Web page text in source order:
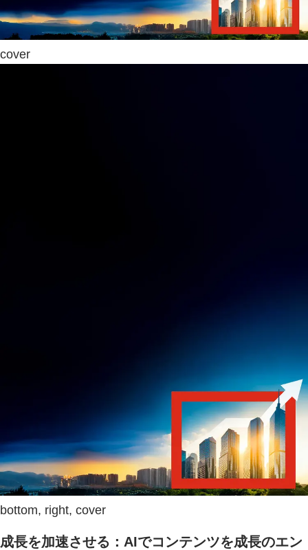
cover
bottom, right, cover
成長を加速させる：AIでコンテンツを成長のエン